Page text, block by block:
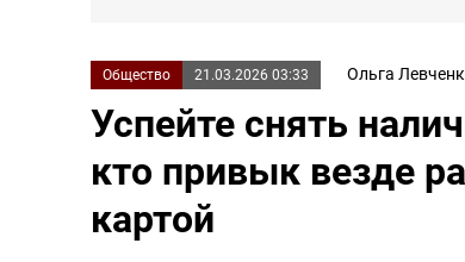
Общество 21.03.2026 03:33 Ольга
Успейте снять
кто привык везде
картой